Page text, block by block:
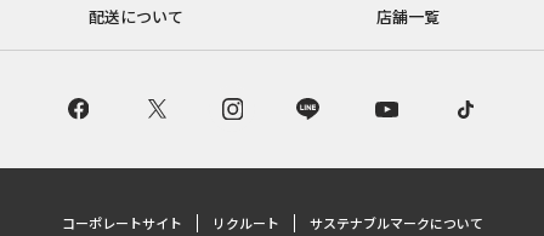
配送について 店舗一覧
コーポレートサイト リクルート サステナブルマークについて